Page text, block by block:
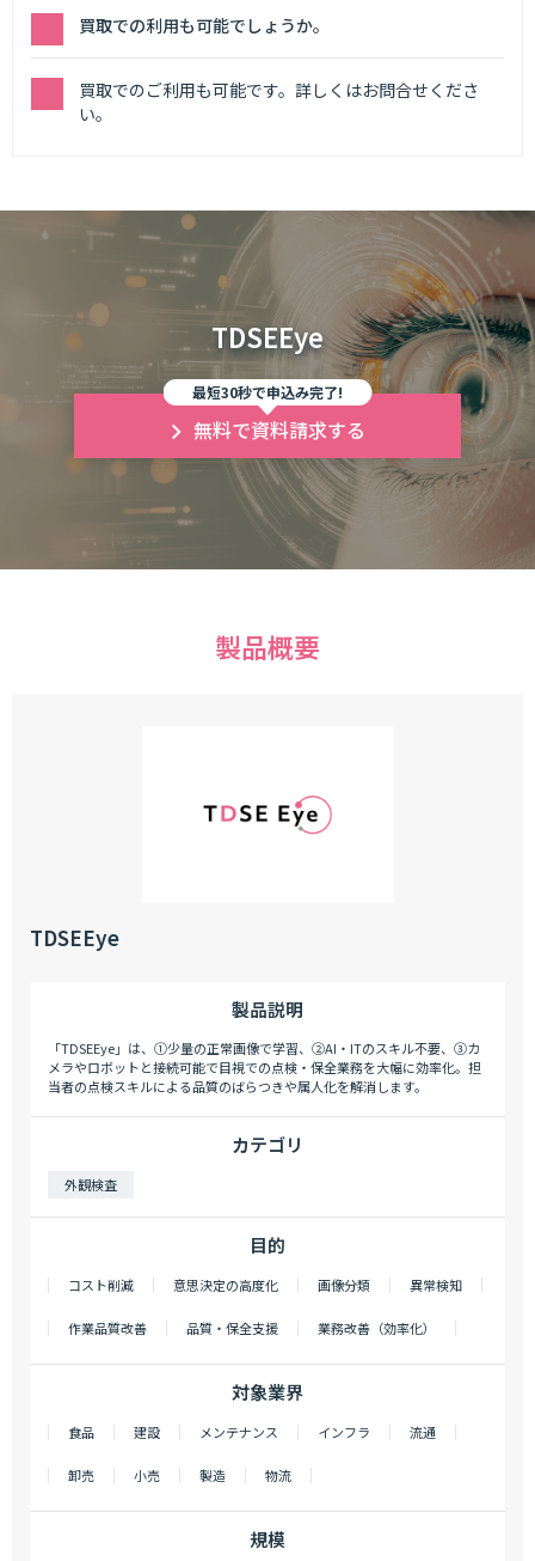
買取での利用も可能でしょうか。
買取でのご利用も可能です。詳しくはお問合せくださ
い。
TDSEEye
最短30秒で申込み完了!
無料で資料請求する
製品概要
TDSEEye
製品説明
「TDSEEye」は、①少量の正常画像で学習、②AI・ITのスキル不要、③カ
メラやロボットと接続可能で目視での点検・保全業務を大幅に効率化。担
当者の点検スキルによる品質のばらつきや属人化を解消します。
カテゴリ
外観検査
目的
コスト削減 意思決定の高度化 画像分類 異常検知
作業品質改善 品質・保全支援 業務改善（効率化）
対象業界
食品 建設 メンテナンス インフラ 流通
卸売 小売 製造 物流
規模